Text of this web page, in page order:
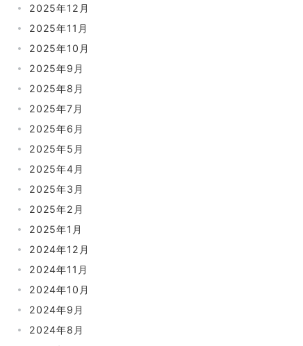
2025年12月
2025年11月
2025年10月
2025年9月
2025年8月
2025年7月
2025年6月
2025年5月
2025年4月
2025年3月
2025年2月
2025年1月
2024年12月
2024年11月
2024年10月
2024年9月
2024年8月